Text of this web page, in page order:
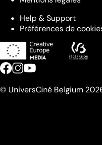
Help & Support
Préférences de
© UniversCiné Belgium